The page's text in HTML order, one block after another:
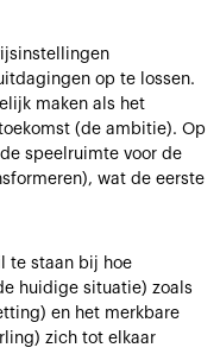
op te lossen.
maken als het
(de ambitie). Op
speelruimte voor de
wat de eerste
te staan bij hoe
huidige situatie) zoals
en het merkbare
zich tot elkaar